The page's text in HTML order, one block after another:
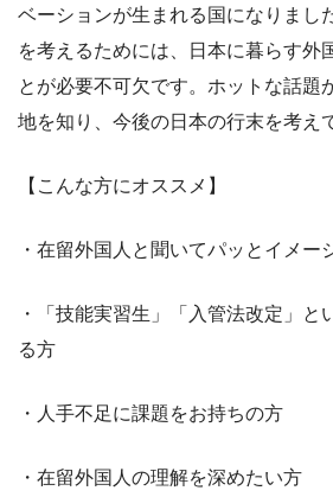
ベーションが生まれる国になりまし
を考えるためには、日本に暮らす外
とが必要不可欠です。ホットな話題
地を知り、今後の日本の行末を考え
【こんな方にオススメ】
・在留外国人と聞いてパッとイメー
・「技能実習生」「入管法改定」と
る方
・人手不足に課題をお持ちの方
・在留外国人の理解を深めたい方